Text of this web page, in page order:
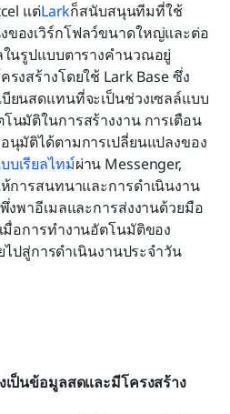
แต่Larkก็สนับสนุนทีมที่ใช้
ของเวิร์กโฟลว์ขนาดใหญ่และต่อ
นรูปแบบตารางคำนวณอยู่
งสร้างโดยใช้ Lark Base ซึ่ง
ยนสดแทนที่จะเป็นช่วงเซลล์แบบ
นมัติในการสร้างงาน การเตือน
นุมัติได้ตามการเปลี่ยนแปลงของ
บเรียลไทม์ผ่าน Messenger,
การสนทนาและการดำเนินงาน
งพาอีเมลและการส่งงานด้วยมือ
มื่อการทำงานอัตโนมัติของ
ไปสู่การดำเนินงานประจำวัน
ป็นข้อมูลสดและมีโครงสร้าง